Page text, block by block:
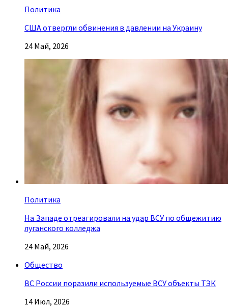
Политика
США отвергли обвинения в давлении на Украину
24 Май, 2026
Политика
На Западе отреагировали на удар ВСУ по общежитию
луганского колледжа
24 Май, 2026
Общество
ВС России поразили используемые ВСУ объекты ТЭК
14 Июл, 2026